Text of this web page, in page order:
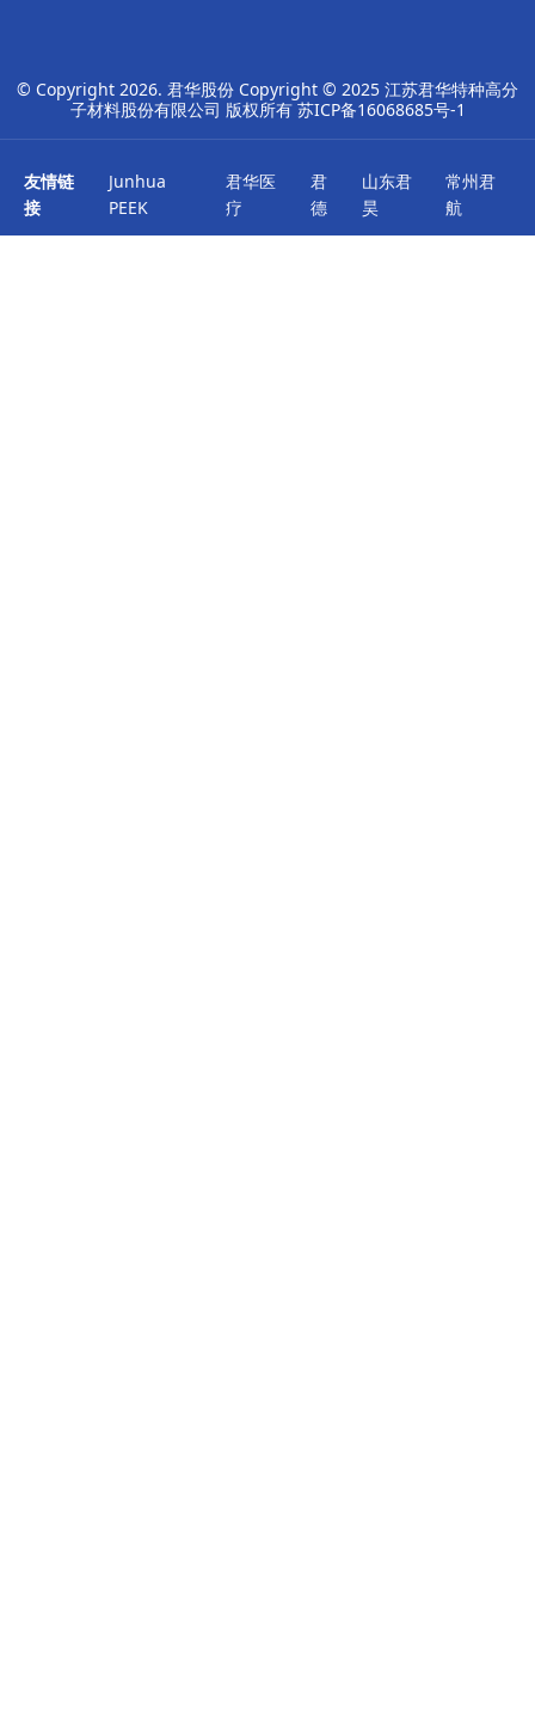
© Copyright 2026. 君华股份 Copyright © 2025 江苏君华特种高分
子材料股份有限公司 版权所有 苏ICP备16068685号-1
友情链
接
Junhua
PEEK
君华医
疗
君
德
山东君
昊
常州君
航